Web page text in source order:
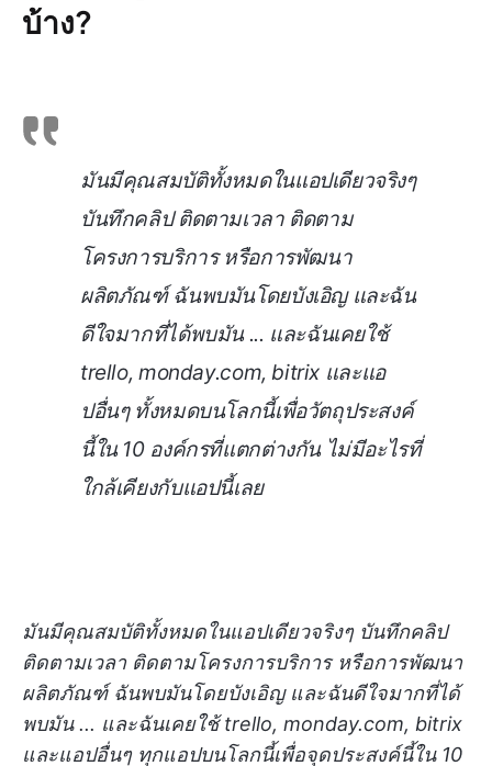
บ้าง?
มันมีคุณสมบัติทั้งหมดในแอปเดียวจริงๆ
บันทึกคลิป ติดตามเวลา ติดตาม
โครงการบริการ หรือการพัฒนา
ผลิตภัณฑ์ ฉันพบมันโดยบังเอิญ และฉัน
ดีใจมากที่ได้พบมัน ... และฉันเคยใช้
trello, monday.com, bitrix และแอ
ปอื่นๆ ทั้งหมดบนโลกนี้เพื่อวัตถุประสงค์
นี้ใน 10 องค์กรที่แตกต่างกัน ไม่มีอะไรที่
ใกล้เคียงกับแอปนี้เลย
มันมีคุณสมบัติทั้งหมดในแอปเดียวจริงๆ บันทึกคลิป
ติดตามเวลา ติดตามโครงการบริการ หรือการพัฒนา
ผลิตภัณฑ์ ฉันพบมันโดยบังเอิญ และฉันดีใจมากที่ได้
พบมัน ... และฉันเคยใช้ trello, monday.com, bitrix
และแอปอื่นๆ ทุกแอปบนโลกนี้เพื่อจุดประสงค์นี้ใน 10